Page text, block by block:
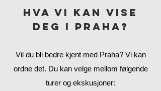
HVA VI KAN VISE
DEG I PRAHA?
Vil du bli bedre kjent med Praha? Vi kan
ordne det. Du kan velge mellom følgende
turer og ekskusjoner: